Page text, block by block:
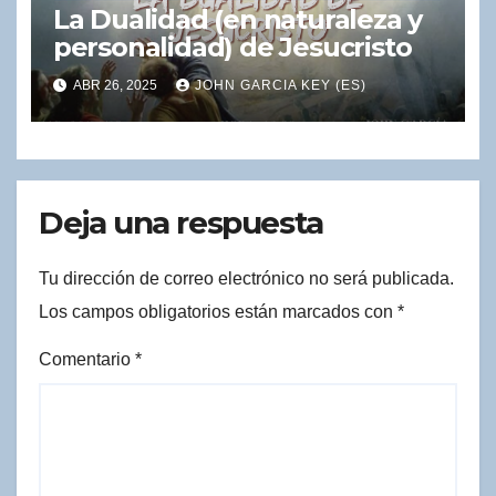
La Dualidad (en naturaleza y
personalidad) de Jesucristo
ABR 26, 2025 JOHN GARCIA KEY (ES)
Deja una respuesta
Tu dirección de correo electrónico no será publicada.
Los campos obligatorios están marcados con *
Comentario *